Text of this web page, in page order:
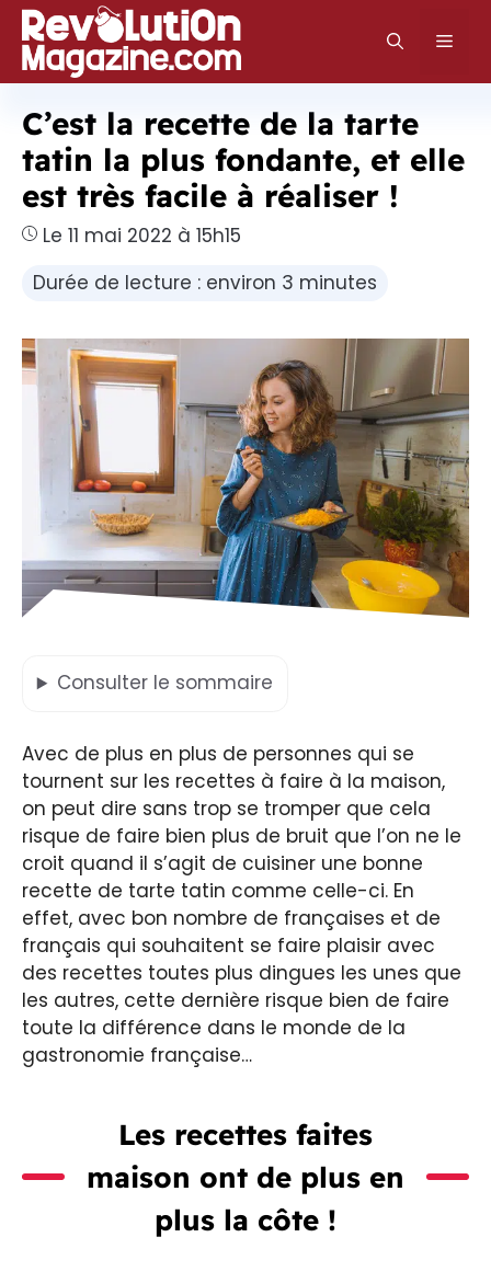
Aller
au
contenu
C’est la recette de la tarte
tatin la plus fondante, et elle
est très facile à réaliser !
Le 11 mai 2022 à 15h15
Durée de lecture : environ 3 minutes
Consulter le sommaire
Avec de plus en plus de personnes qui se
tournent sur les recettes à faire à la maison,
on peut dire sans trop se tromper que cela
risque de faire bien plus de bruit que l’on ne le
croit quand il s’agit de cuisiner une bonne
recette de tarte tatin comme celle-ci. En
effet, avec bon nombre de françaises et de
français qui souhaitent se faire plaisir avec
des recettes toutes plus dingues les unes que
les autres, cette dernière risque bien de faire
toute la différence dans le monde de la
gastronomie française…
Les recettes faites
maison ont de plus en
plus la côte !